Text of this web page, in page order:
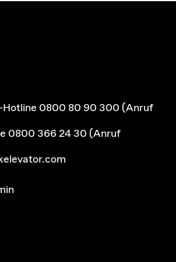
Hotline 0800 80 90 300 (Anruf
0800 366 24 30 (Anruf